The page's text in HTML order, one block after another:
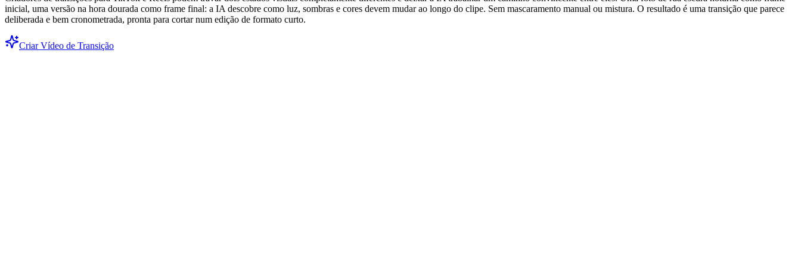
inicial, uma versão na hora dourada como frame final: a IA descobre como luz, sombras e cores devem mudar ao longo do clipe. Sem mascaramento manual ou mistura. O resultado é uma transição que parece
deliberada e bem cronometrada, pronta para cortar num edição de formato curto.
Criar Vídeo de Transição